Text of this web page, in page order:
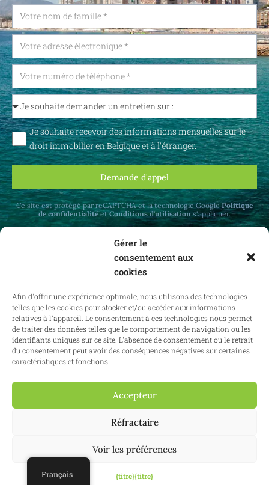
Gérer le
consentement aux
cookies
Afin d'offrir une expérience optimale, nous utilisons des technologies
telles que les cookies pour stocker et/ou accéder aux informations
relatives à l'appareil. Le consentement à ces technologies nous permet
de traiter des données telles que le comportement de navigation ou les
identifiants uniques sur ce site. L'absence de consentement ou le retrait
du consentement peut avoir des conséquences négatives sur certaines
caractéristiques et fonctions.
Accepteur
Réfractaire
Voir les préférences
{titre}{titre}
Je souhaite recevoir des informations mensuelles sur le
droit immobilier en Belgique et à l'étranger.
Demande d'appel
Ce site est protégé par reCAPTCHA et la technologie GooglePolitique
de confidentialitéetConditions d'utilisation s'appliquer.
Recevez des mises à jour mensuelles sur le
droit immobilier en Belgique et à l'étranger.
2025 Confianz - Tous droits réservés.Conditions générales d'utilisation
0713.777.468 & 0804.310.043
Site web : Synio
Français